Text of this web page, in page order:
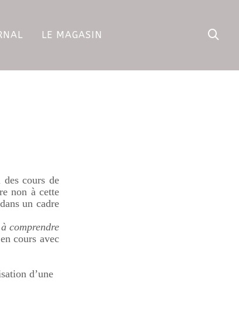
LE MAGASIN
cours de
non à cette
un cadre
comprendre
cours avec
d’une